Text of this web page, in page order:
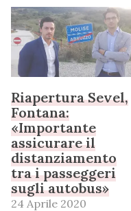
Riapertura Sevel,
Fontana:
«Importante
assicurare il
distanziamento
tra i passeggeri
sugli autobus»
24 Aprile 2020